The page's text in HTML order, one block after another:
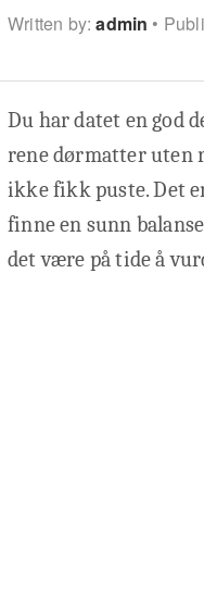
Written by:admin
Du har datet en god
rene dørmatter uten
ikke fikk puste. Det
finne en sunn
det være på tide å